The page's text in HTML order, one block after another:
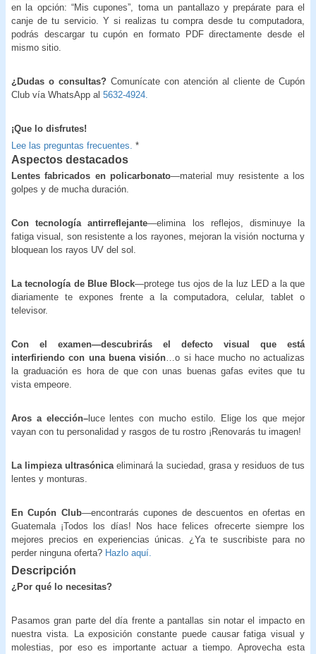
en la opción: “Mis cupones”, toma un pantallazo y prepárate para el
canje de tu servicio. Y si realizas tu compra desde tu computadora,
podrás descargar tu cupón en formato PDF directamente desde el
mismo sitio.
¿Dudas o consultas? Comunícate con atención al cliente de Cupón
Club vía WhatsApp al 5632-4924.
¡Que lo disfrutes!
Lee las preguntas frecuentes. *
Aspectos destacados
Lentes fabricados en policarbonato—material muy resistente a los
golpes y de mucha duración.
Con tecnología antirreflejante—elimina los reflejos, disminuye la
fatiga visual, son resistente a los rayones, mejoran la visión nocturna y
bloquean los rayos UV del sol.
La tecnología de Blue Block—protege tus ojos de la luz LED a la que
diariamente te expones frente a la computadora, celular, tablet o
televisor.
Con el examen—descubrirás el defecto visual que está
interfiriendo con una buena visión …o si hace mucho no actualizas
la graduación es hora de que con unas buenas gafas evites que tu
vista empeore.
Aros a elección–luce lentes con mucho estilo. Elige los que mejor
vayan con tu personalidad y rasgos de tu rostro ¡Renovarás tu imagen!
La limpieza ultrasónicaeliminará la suciedad, grasa y residuos de tus
lentes y monturas.
En Cupón Club—encontrarás cupones de descuentos en ofertas en
Guatemala ¡Todos los días! Nos hace felices ofrecerte siempre los
mejores precios en experiencias únicas. ¿Ya te suscribiste para no
perder ninguna oferta? Hazlo aquí.
Descripción
¿Por qué lo necesitas?
Pasamos gran parte del día frente a pantallas sin notar el impacto en
nuestra vista. La exposición constante puede causar fatiga visual y
molestias, por eso es importante actuar a tiempo. Aprovecha esta